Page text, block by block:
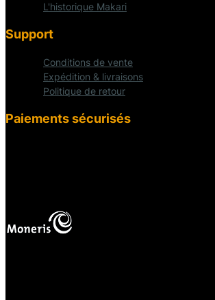
L'historique Makari
Support
Conditions de vente
Expédition & livraisons
Politique de retour
Paiements sécurisés